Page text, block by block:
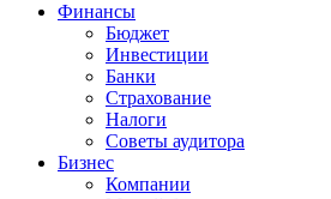
Финансы
Бюджет
Инвестиции
Банки
Страхование
Налоги
Советы аудитора
Бизнес
Компании